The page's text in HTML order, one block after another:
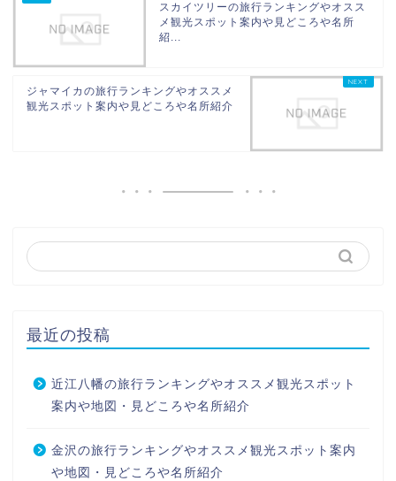
スカイツリーの旅行ランキングやオスス
メ観光スポット案内や見どころや名所
紹...
ジャマイカの旅行ランキングやオススメ
観光スポット案内や見どころや名所紹介
最近の投稿
近江八幡の旅行ランキングやオススメ観光スポット
案内や地図・見どころや名所紹介
金沢の旅行ランキングやオススメ観光スポット案内
や地図・見どころや名所紹介